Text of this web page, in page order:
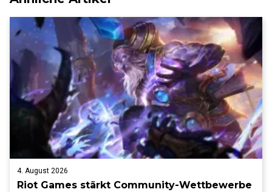
4. August 2026
Riot Games stärkt Community-Wettbewerbe